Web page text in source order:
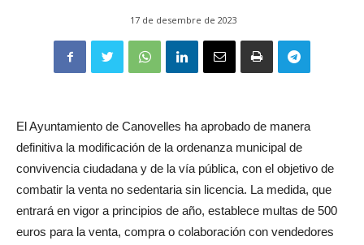
17 de desembre de 2023
El Ayuntamiento de Canovelles ha aprobado de manera
definitiva la modificación de la ordenanza municipal de
convivencia ciudadana y de la vía pública, con el objetivo de
combatir la venta no sedentaria sin licencia. La medida, que
entrará en vigor a principios de año, establece multas de 500
euros para la venta, compra o colaboración con vendedores